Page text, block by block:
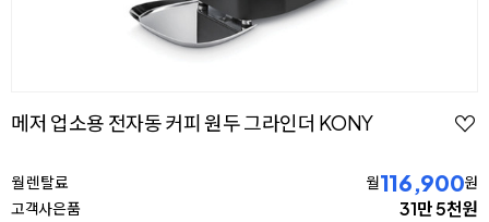
메저 업소용 전자동 커피 원두 그라인더 KONY
월 렌탈료 월116,900원
고객사은품
31만 5천원